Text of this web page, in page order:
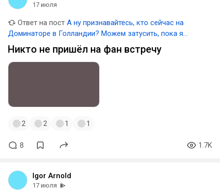
17 июля
Ответ на пост А ну признавайтесь, кто сейчас на
Доминаторе в Голландии? Можем затусить, пока я
друзей жду
Никто не пришёл на фан встречу
2 2 1 1
8 1.7K
Igor Arnold
17 июля